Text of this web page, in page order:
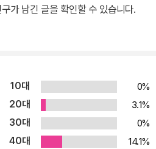
초록 지구별의 전원생활을 맛볼 꿈
력 상태에서 살아온 그들에게 만물을
우주 출산과 성장이라는 그들의 인생
체를 드러내면서 레오는 육체적 곤경
. 그러면서 차츰 자신이 떠나온 고향,
력 상태(0G)에서
지구의 중력(1G)은 생존을 위협하는
가 남긴 글을 확인할 수 있습니다.
10대
0%
20대
3.1%
30대
0%
40대
14.1%